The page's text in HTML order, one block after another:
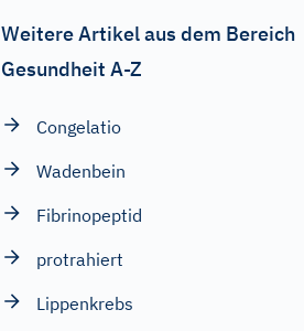
Weitere Artikel aus dem Bereich
Gesundheit A-Z
Congelatio
Wadenbein
Fibrinopeptid
protrahiert
Lippenkrebs